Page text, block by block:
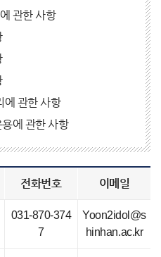
관한 사항
에 관한 사항
에 관한 사항
전화번호 이메일
031-870-374
7
Yoon2idol@s
hinhan.ac.kr